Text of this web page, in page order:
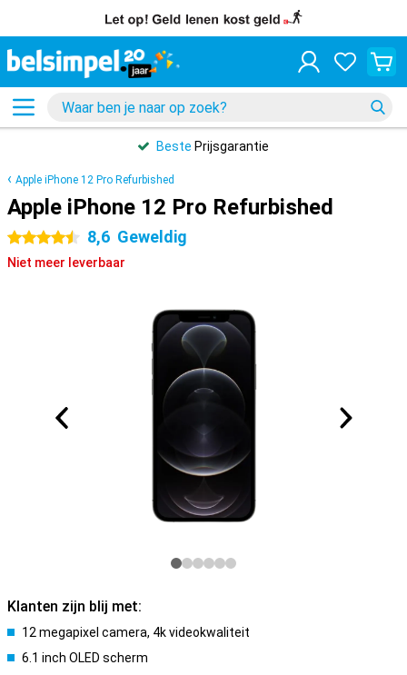
Beste Prijsgarantie
Apple iPhone 12 Pro Refurbished
Apple iPhone 12 Pro Refurbished
4.5 sterren 8,6 Geweldig
Niet meer leverbaar
Klanten zijn blij met:
12 megapixel camera, 4k videokwaliteit
6.1 inch OLED scherm